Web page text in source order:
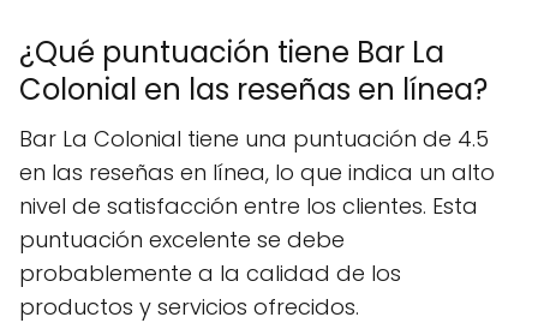
¿Qué puntuación tiene Bar La
Colonial en las reseñas en línea?
Bar La Colonial tiene una puntuación de 4.5
en las reseñas en línea, lo que indica un alto
nivel de satisfacción entre los clientes. Esta
puntuación excelente se debe
probablemente a la calidad de los
productos y servicios ofrecidos.